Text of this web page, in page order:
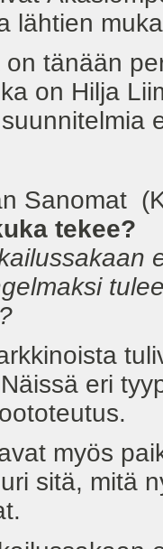
lähtien
tänään
on Hilja
Sanomat
tekee?
eri
myös
sitä, mitä